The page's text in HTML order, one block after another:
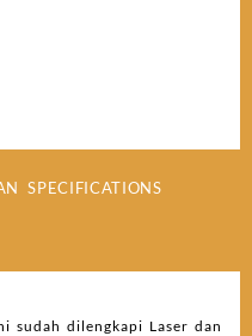
SPECIFICATIONS
sudah dilengkapi Laser dan